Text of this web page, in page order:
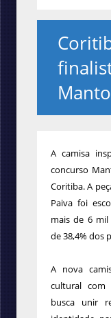
A camisa
concurso
Coritiba. A
Paiva foi
mais de 6
de 38,4% dos
A nova
cultural com
busca unir